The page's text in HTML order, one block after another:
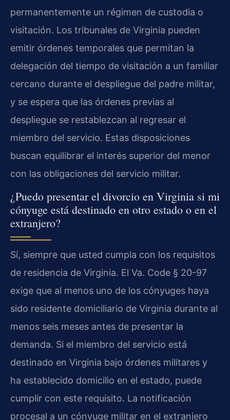
permanentemente un régimen de custodia o
visitación. Los tribunales de Virginia pueden
emitir órdenes temporales que permitan la
delegación del tiempo de visitación a un familiar
cercano durante el despliegue del padre militar,
y se espera que las órdenes previas al
despliegue se restablezcan al regresar el
miembro del servicio. Estas disposiciones
buscan equilibrar el interés superior del menor
con las obligaciones del servicio militar.
¿Puedo presentar el divorcio en Virginia si mi
cónyuge está destinado en otro estado o en el
extranjero?
Sí, siempre que usted cumpla con los requisitos
de residencia de Virginia. El Va. Code § 20-97
exige que al menos uno de los cónyuges haya
sido residente domiciliario de Virginia durante al
menos seis meses antes de presentar la
demanda. Si el miembro del servicio está
destinado en Virginia bajo órdenes militares y
ha establecido domicilio en el estado, puede
cumplir con este requisito. La notificación
procesal a un cónyuge militar en el extranjero